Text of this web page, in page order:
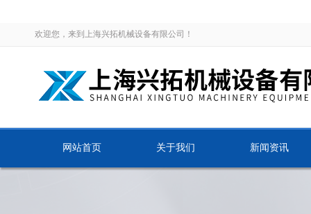
欢迎您，来到上海兴拓机械设备有限公司！
网站首页 关于我们 新闻资讯